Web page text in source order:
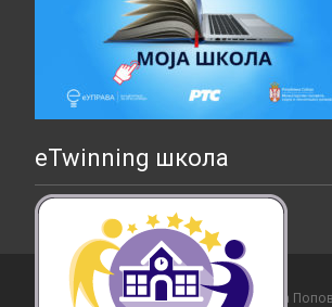
eTwinning школа
Copyright © Основна школа "Страхиња